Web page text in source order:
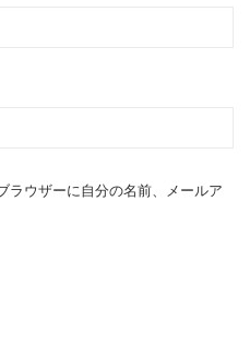
ラウザーに自分の名前、メールア